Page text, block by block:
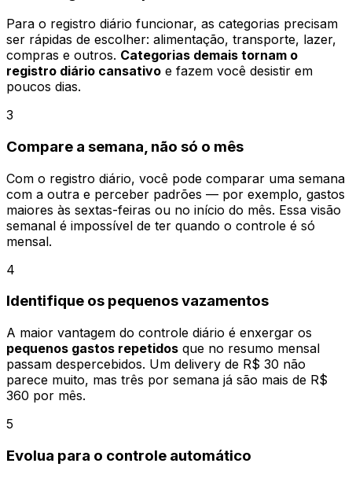
Para o registro diário funcionar, as categorias precisam
ser rápidas de escolher: alimentação, transporte, lazer,
compras e outros. Categorias demais tornam o
registro diário cansativo e fazem você desistir em
poucos dias.
3
Compare a semana, não só o mês
Com o registro diário, você pode comparar uma semana
com a outra e perceber padrões — por exemplo, gastos
maiores às sextas-feiras ou no início do mês. Essa visão
semanal é impossível de ter quando o controle é só
mensal.
4
Identifique os pequenos vazamentos
A maior vantagem do controle diário é enxergar os
pequenos gastos repetidos que no resumo mensal
passam despercebidos. Um delivery de R$ 30 não
parece muito, mas três por semana já são mais de R$
360 por mês.
5
Evolua para o controle automático